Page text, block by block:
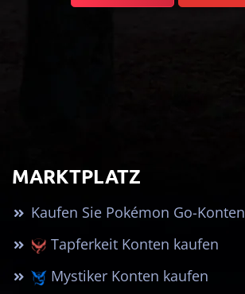
MARKTPLATZ
Kaufen Sie Pokémon Go-Konten
Tapferkeit Konten kaufen
Mystiker Konten kaufen